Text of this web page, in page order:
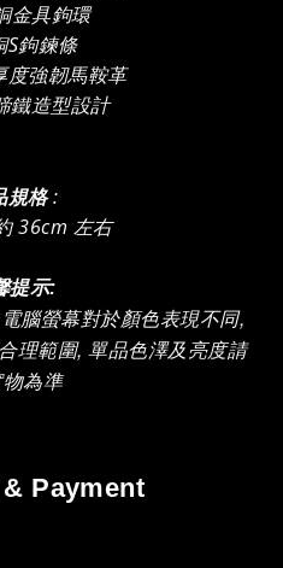
金具鉤環
S鉤鍊條
度強韌馬鞍革
鐵造型設計
規格:
36cm 左右
提示:
腦螢幕對於顏色表現不同,
理範圍, 單品色澤及亮度請
為準
Payment